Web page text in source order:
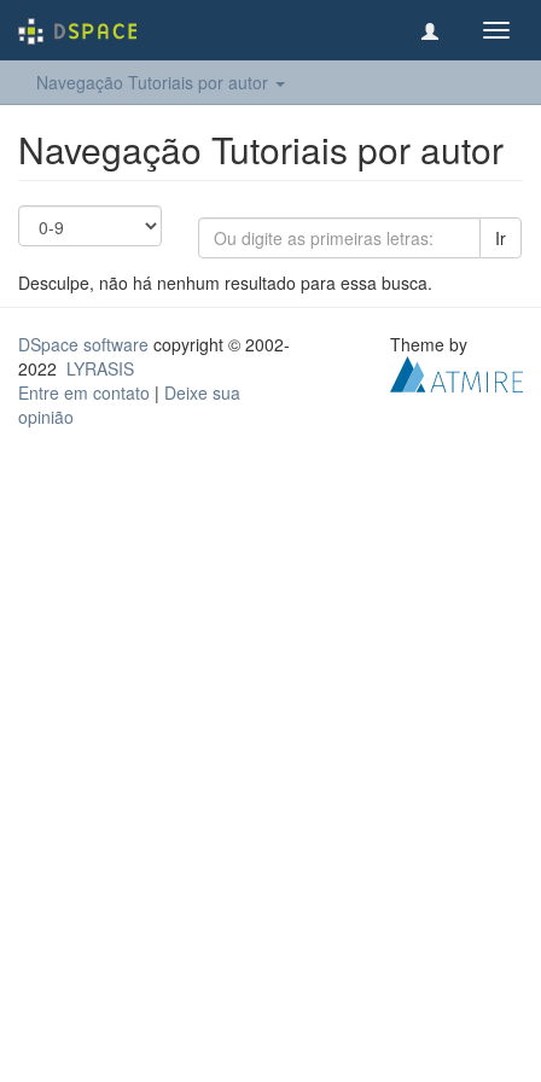
Navegação Tutoriais por autor
Navegação Tutoriais por autor
Ir
Desculpe, não há nenhum resultado para essa busca.
DSpace software copyright © 2002-
2022 LYRASIS
Entre em contato | Deixe sua
opinião
Theme by